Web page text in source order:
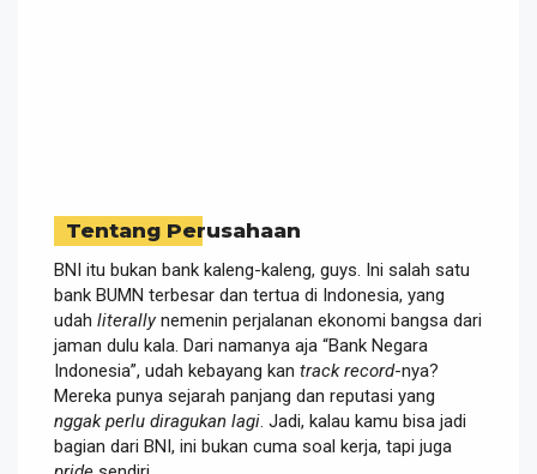
Tentang Perusahaan
BNI itu bukan bank kaleng-kaleng, guys. Ini salah satu
bank BUMN terbesar dan tertua di Indonesia, yang
udah literallynemenin perjalanan ekonomi bangsa dari
jaman dulu kala. Dari namanya aja “Bank Negara
Indonesia”, udah kebayang kan track record-nya?
Mereka punya sejarah panjang dan reputasi yang
nggak perlu diragukan lagi . Jadi, kalau kamu bisa jadi
bagian dari BNI, ini bukan cuma soal kerja, tapi juga